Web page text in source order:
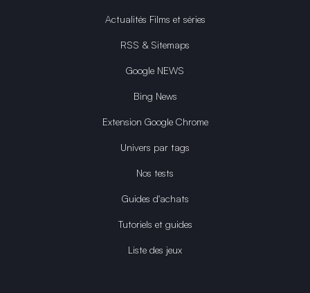
Actualités Films et séries
RSS & Sitemaps
Google NEWS
Bing News
Extension Google Chrome
Univers par tags
Nos tests
Guides d'achats
Tutoriels et guides
Liste des jeux